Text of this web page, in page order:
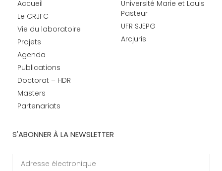
Accueil
Le CRJFC
Vie du laboratoire
Projets
Agenda
Publications
Doctorat – HDR
Masters
Partenariats
Université Marie et Louis
Pasteur
UFR SJEPG
Arcjuris
S'ABONNER À LA NEWSLETTER